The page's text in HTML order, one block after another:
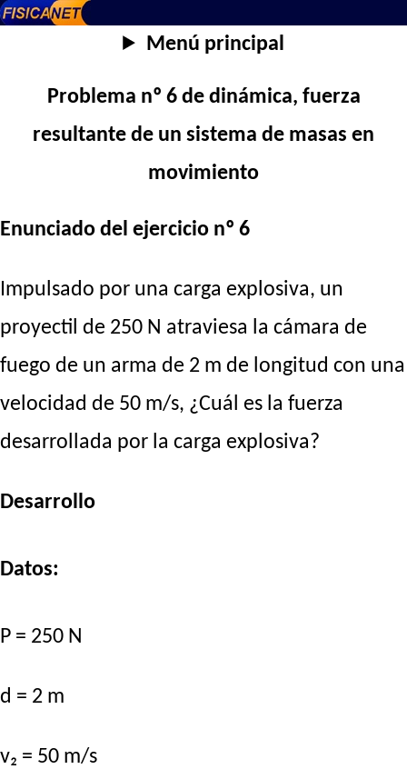
Menú principal
Problema nº 6 de dinámica, fuerza
resultante de un sistema de masas en
movimiento
Enunciado del ejercicio nº 6
Impulsado por una carga explosiva, un
proyectil de 250 N atraviesa la cámara de
fuego de un arma de 2 m de longitud con una
velocidad de 50 m/s, ¿Cuál es la fuerza
desarrollada por la carga explosiva?
Desarrollo
Datos:
P = 250 N
d = 2 m
v₂ = 50 m/s